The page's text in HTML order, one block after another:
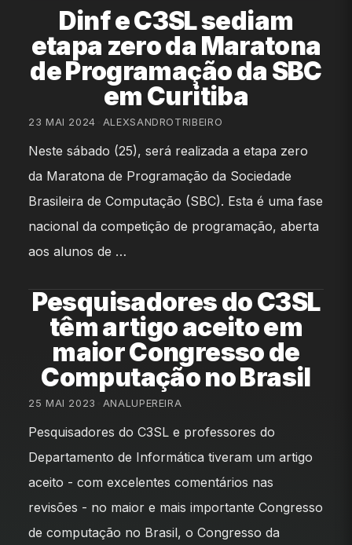
Dinf e C3SL sediam
etapa zero da Maratona
de Programação da SBC
em Curitiba
23 MAI 2024 ALEXSANDROTRIBEIRO
Neste sábado (25), será realizada a etapa zero
da Maratona de Programação da Sociedade
Brasileira de Computação (SBC). Esta é uma fase
nacional da competição de programação, aberta
aos alunos de …
Pesquisadores do C3SL
têm artigo aceito em
maior Congresso de
Computação no Brasil
25 MAI 2023 ANALUPEREIRA
Pesquisadores do C3SL e professores do
Departamento de Informática tiveram um artigo
aceito - com excelentes comentários nas
revisões - no maior e mais importante Congresso
de computação no Brasil, o Congresso da